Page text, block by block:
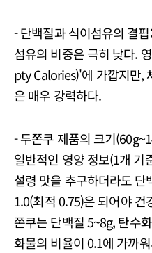
- 단백질과 식이섬유의 결
섬유의 비중은 극히 낮다.
pty Calories)'에 가깝지만,
은 매우 강력하다.
- 두쫀쿠 제품의 크기
일반적인 영양 정보(1개 기
설령 맛을 추구하더라도
1.0(최적 0.75)은 되어야
쫀쿠는 단백질 5~8g, 탄수
화물의 비율이 0.1에 가까